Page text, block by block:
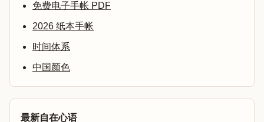
免费电子手帐 PDF
2026 纸本手帐
时间体系
中国颜色
最新自在心语